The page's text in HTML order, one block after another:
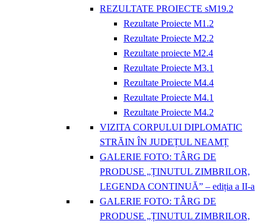
REZULTATE PROIECTE sM19.2
Rezultate Proiecte M1.2
Rezultate Proiecte M2.2
Rezultate proiecte M2.4
Rezultate Proiecte M3.1
Rezultate Proiecte M4.4
Rezultate Proiecte M4.1
Rezultate Proiecte M4.2
VIZITA CORPULUI DIPLOMATIC
STRĂIN ÎN JUDEȚUL NEAMȚ
GALERIE FOTO: TÂRG DE
PRODUSE „ȚINUTUL ZIMBRILOR,
LEGENDA CONTINUĂ” – ediția a II-a
GALERIE FOTO: TÂRG DE
PRODUSE „ȚINUTUL ZIMBRILOR,